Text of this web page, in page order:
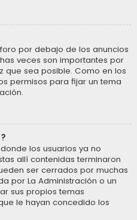
por debajo de los anuncios
veces son importantes por
sea posible. Como en los
permisos para fijar un tema
los usuarios ya no
allí contenidas terminaron
ser cerrados por muchas
por La Administración o un
sus propios temas
le hayan concedido los